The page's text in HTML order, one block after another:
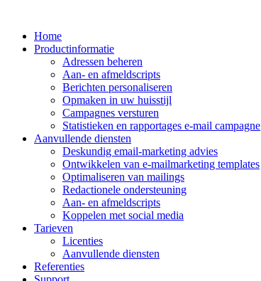
Home
Productinformatie
Adressen beheren
Aan- en afmeldscripts
Berichten personaliseren
Opmaken in uw huisstijl
Campagnes versturen
Statistieken en rapportages e-mail campagne
Aanvullende diensten
Deskundig email-marketing advies
Ontwikkelen van e-mailmarketing templates
Optimaliseren van mailings
Redactionele ondersteuning
Aan- en afmeldscripts
Koppelen met social media
Tarieven
Licenties
Aanvullende diensten
Referenties